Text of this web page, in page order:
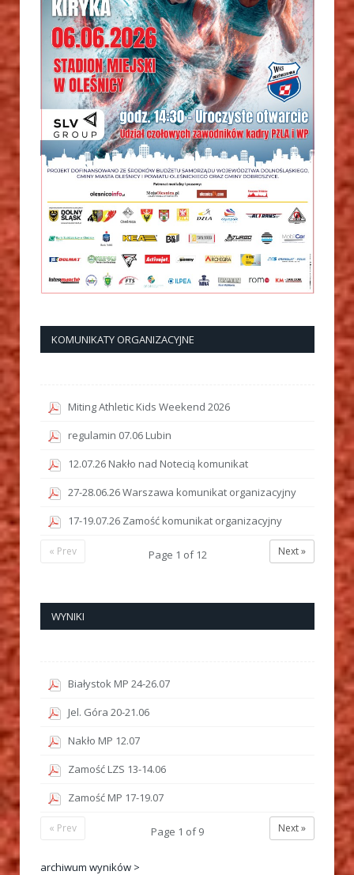
KOMUNIKATY ORGANIZACYJNE
Miting Athletic Kids Weekend 2026
regulamin 07.06 Lubin
12.07.26 Nakło nad Notecią komunikat
27-28.06.26 Warszawa komunikat organizacyjny
17-19.07.26 Zamość komunikat organizacyjny
Next »
Page 1 of12
« Prev
WYNIKI
Białystok MP 24-26.07
Jel. Góra 20-21.06
Nakło MP 12.07
Zamość LZS 13-14.06
Zamość MP 17-19.07
Next »
Page 1 of9
« Prev
archiwum wyników >